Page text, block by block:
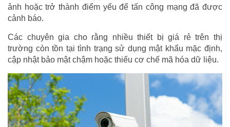
ảnh hoặc trở thành điểm yếu để tấn công mạng đã được
cảnh báo.
Các chuyên gia cho rằng nhiều thiết bị giá rẻ trên thị
trường còn tồn tại tình trạng sử dụng mật khẩu mặc định,
cập nhật bảo mật chậm hoặc thiếu cơ chế mã hóa dữ liệu.